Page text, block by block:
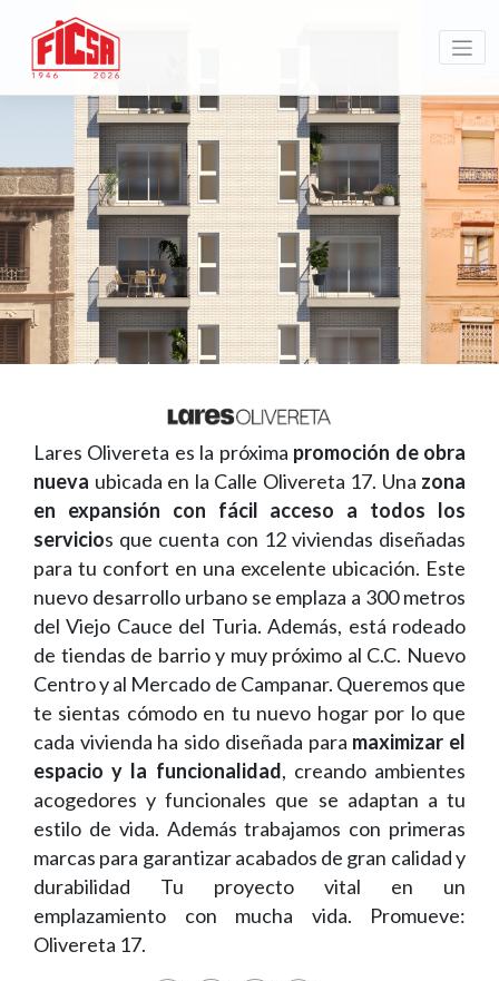
Lares Olivereta es la próxima promoción de obra
nueva ubicada en la Calle Olivereta 17. Una zona
en expansión con fácil acceso a todos los
servicios que cuenta con 12 viviendas diseñadas
para tu confort en una excelente ubicación. Este
nuevo desarrollo urbano se emplaza a 300 metros
del Viejo Cauce del Turia. Además, está rodeado
de tiendas de barrio y muy próximo al C.C. Nuevo
Centro y al Mercado de Campanar. Queremos que
te sientas cómodo en tu nuevo hogar por lo que
cada vivienda ha sido diseñada para maximizar el
espacio y la funcionalidad, creando ambientes
acogedores y funcionales que se adaptan a tu
estilo de vida. Además trabajamos con primeras
marcas para garantizar acabados de gran calidad y
durabilidad Tu proyecto vital en un
emplazamiento con mucha vida. Promueve:
Olivereta 17.